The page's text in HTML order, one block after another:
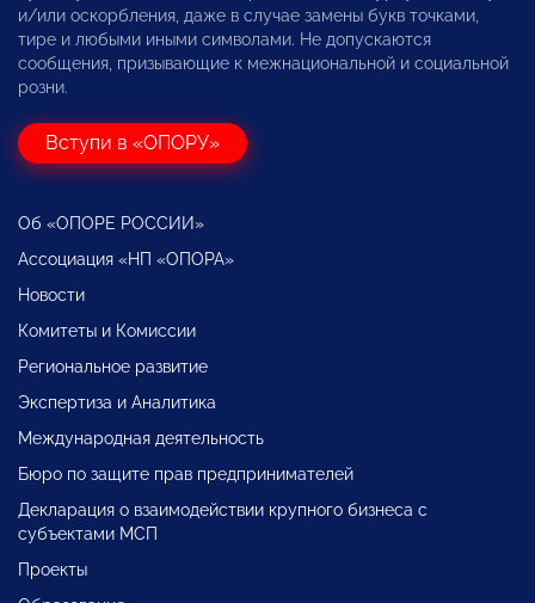
и/или оскорбления, даже в случае замены букв точками,
тире и любыми иными символами. Не допускаются
сообщения, призывающие к межнациональной и социальной
розни.
Вступи в «ОПОРУ»
Об «ОПОРЕ РОССИИ»
Ассоциация «НП «ОПОРА»
Новости
Комитеты и Комиссии
Региональное развитие
Экспертиза и Аналитика
Международная деятельность
Бюро по защите прав предпринимателей
Декларация о взаимодействии крупного бизнеса с
субъектами МСП
Проекты